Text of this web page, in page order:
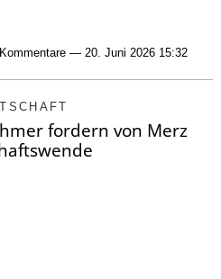
Kommentare — 20. Juni 2026 15:32
fordern von Merz